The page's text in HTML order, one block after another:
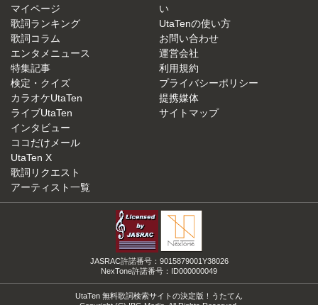
マイページ
歌詞ランキング
歌詞コラム
エンタメニュース
特集記事
検定・クイズ
カラオケUtaTen
ライブUtaTen
インタビュー
ココだけメール
UtaTen X
歌詞リクエスト
アーティスト一覧
い
UtaTenの使い方
お問い合わせ
運営会社
利用規約
プライバシーポリシー
提携媒体
サイトマップ
JASRAC許諾番号：9015879001Y38026
NexTone許諾番号：ID000000049
UtaTen 無料歌詞検索サイトの決定版！うたてん